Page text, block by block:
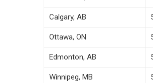
Calgary, AB
Ottawa, ON
Edmonton, AB
Winnipeg, MB